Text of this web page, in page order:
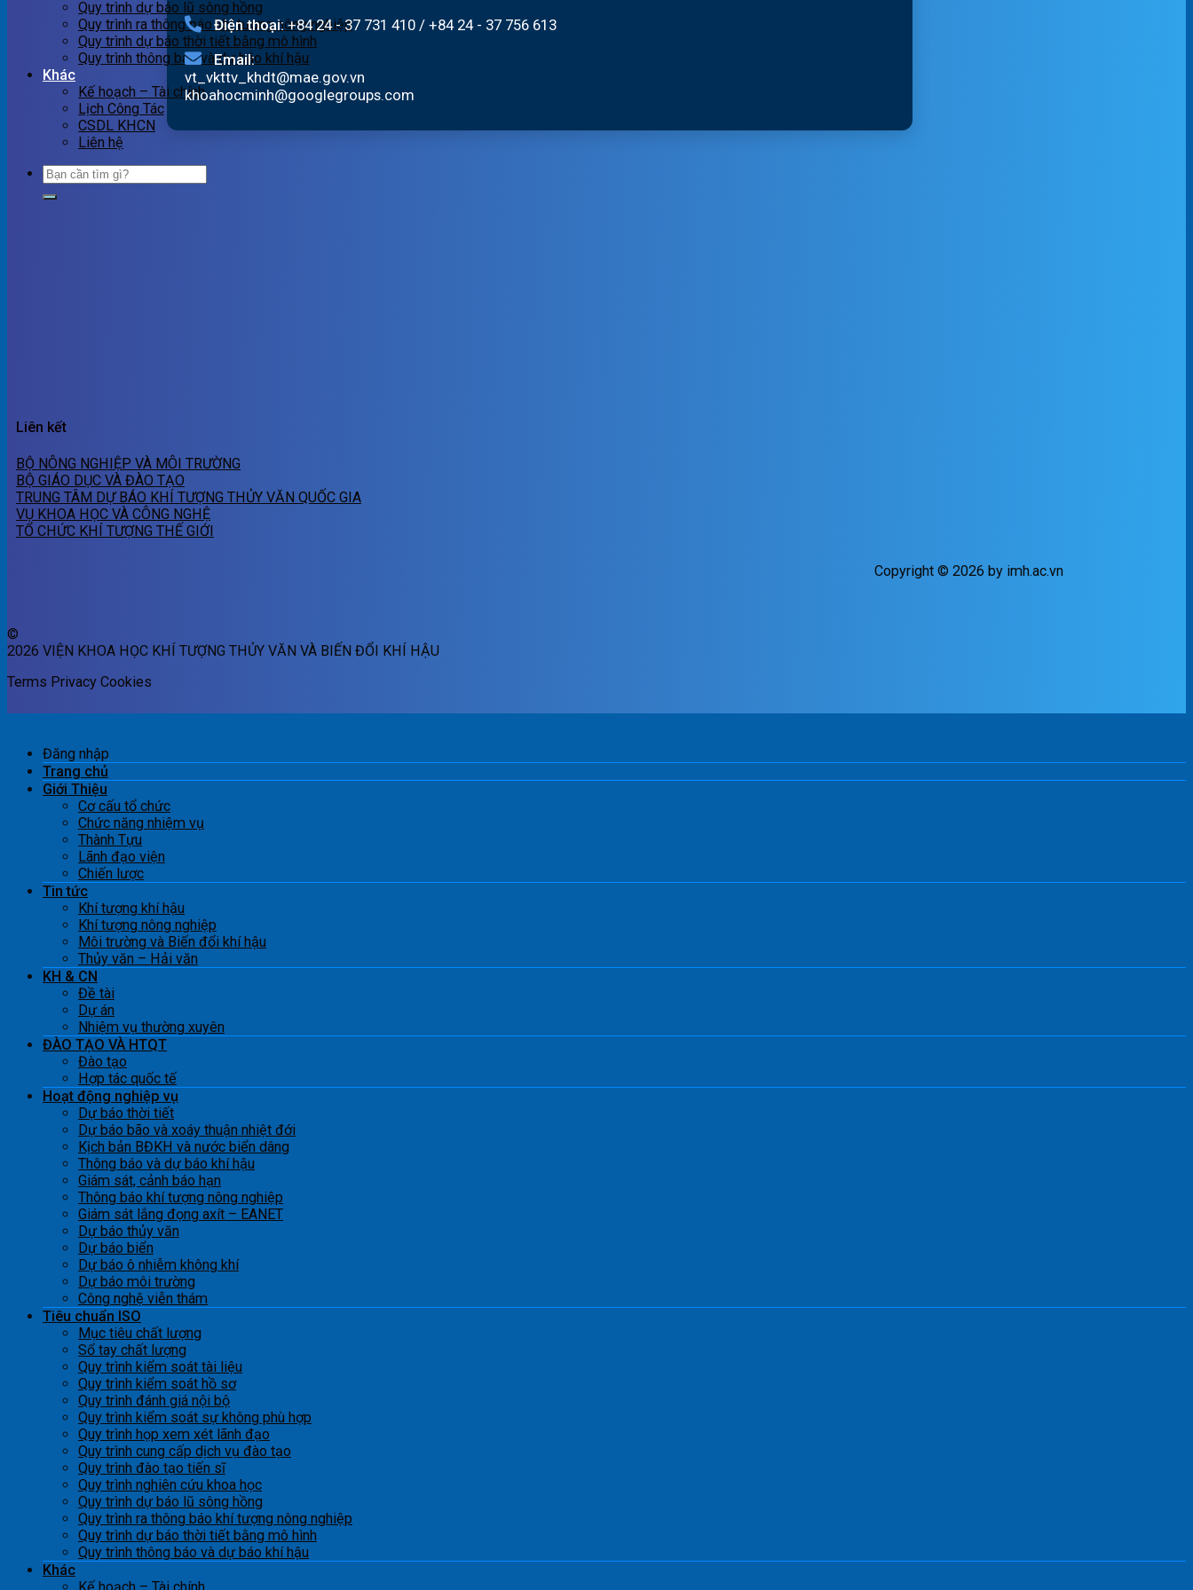
Quy trình dự báo lũ sông hồng
Quy trình ra thông báo khí tượng nông nghiệp
Quy trình dự báo thời tiết bằng mô hình
Quy trình thông báo và dự báo khí hậu
Khác
Kế hoạch – Tài chính
Lịch Công Tác
CSDL KHCN
Liên hệ
Điện thoại: +84 24 - 37 731 410 / +84 24 - 37 756 613
Email:
vt_vkttv_khdt@mae.gov.vn
khoahocminh@googlegroups.com
Liên kết
BỘ NÔNG NGHIỆP VÀ MÔI TRƯỜNG
BỘ GIÁO DỤC VÀ ĐÀO TẠO
TRUNG TÂM DỰ BÁO KHÍ TƯỢNG THỦY VĂN QUỐC GIA
VỤ KHOA HỌC VÀ CÔNG NGHỆ
TỔ CHỨC KHÍ TƯỢNG THẾ GIỚI
Copyright © 2026 by imh.ac.vn
©
2026 VIỆN KHOA HỌC KHÍ TƯỢNG THỦY VĂN VÀ BIẾN ĐỔI KHÍ HẬU
Terms Privacy Cookies
Đăng nhập
Trang chủ
Giới Thiệu
Cơ cấu tổ chức
Chức năng nhiệm vụ
Thành Tựu
Lãnh đạo viện
Chiến lược
Tin tức
Khí tượng khí hậu
Khí tượng nông nghiệp
Môi trường và Biến đổi khí hậu
Thủy văn – Hải văn
KH & CN
Đề tài
Dự án
Nhiệm vụ thường xuyên
ĐÀO TẠO VÀ HTQT
Đào tạo
Hợp tác quốc tế
Hoạt động nghiệp vụ
Dự báo thời tiết
Dự báo bão và xoáy thuận nhiệt đới
Kịch bản BĐKH và nước biển dâng
Thông báo và dự báo khí hậu
Giám sát, cảnh báo hạn
Thông báo khí tượng nông nghiệp
Giám sát lắng đọng axít – EANET
Dự báo thủy văn
Dự báo biển
Dự báo ô nhiễm không khí
Dự báo môi trường
Công nghệ viễn thám
Tiêu chuẩn ISO
Mục tiêu chất lượng
Sổ tay chất lượng
Quy trình kiểm soát tài liệu
Quy trình kiểm soát hồ sơ
Quy trình đánh giá nội bộ
Quy trình kiểm soát sự không phù hợp
Quy trình họp xem xét lãnh đạo
Quy trình cung cấp dịch vụ đào tạo
Quy trình đào tạo tiến sĩ
Quy trình nghiên cứu khoa học
Quy trình dự báo lũ sông hồng
Quy trình ra thông báo khí tượng nông nghiệp
Quy trình dự báo thời tiết bằng mô hình
Quy trình thông báo và dự báo khí hậu
Khác
Kế hoạch – Tài chính